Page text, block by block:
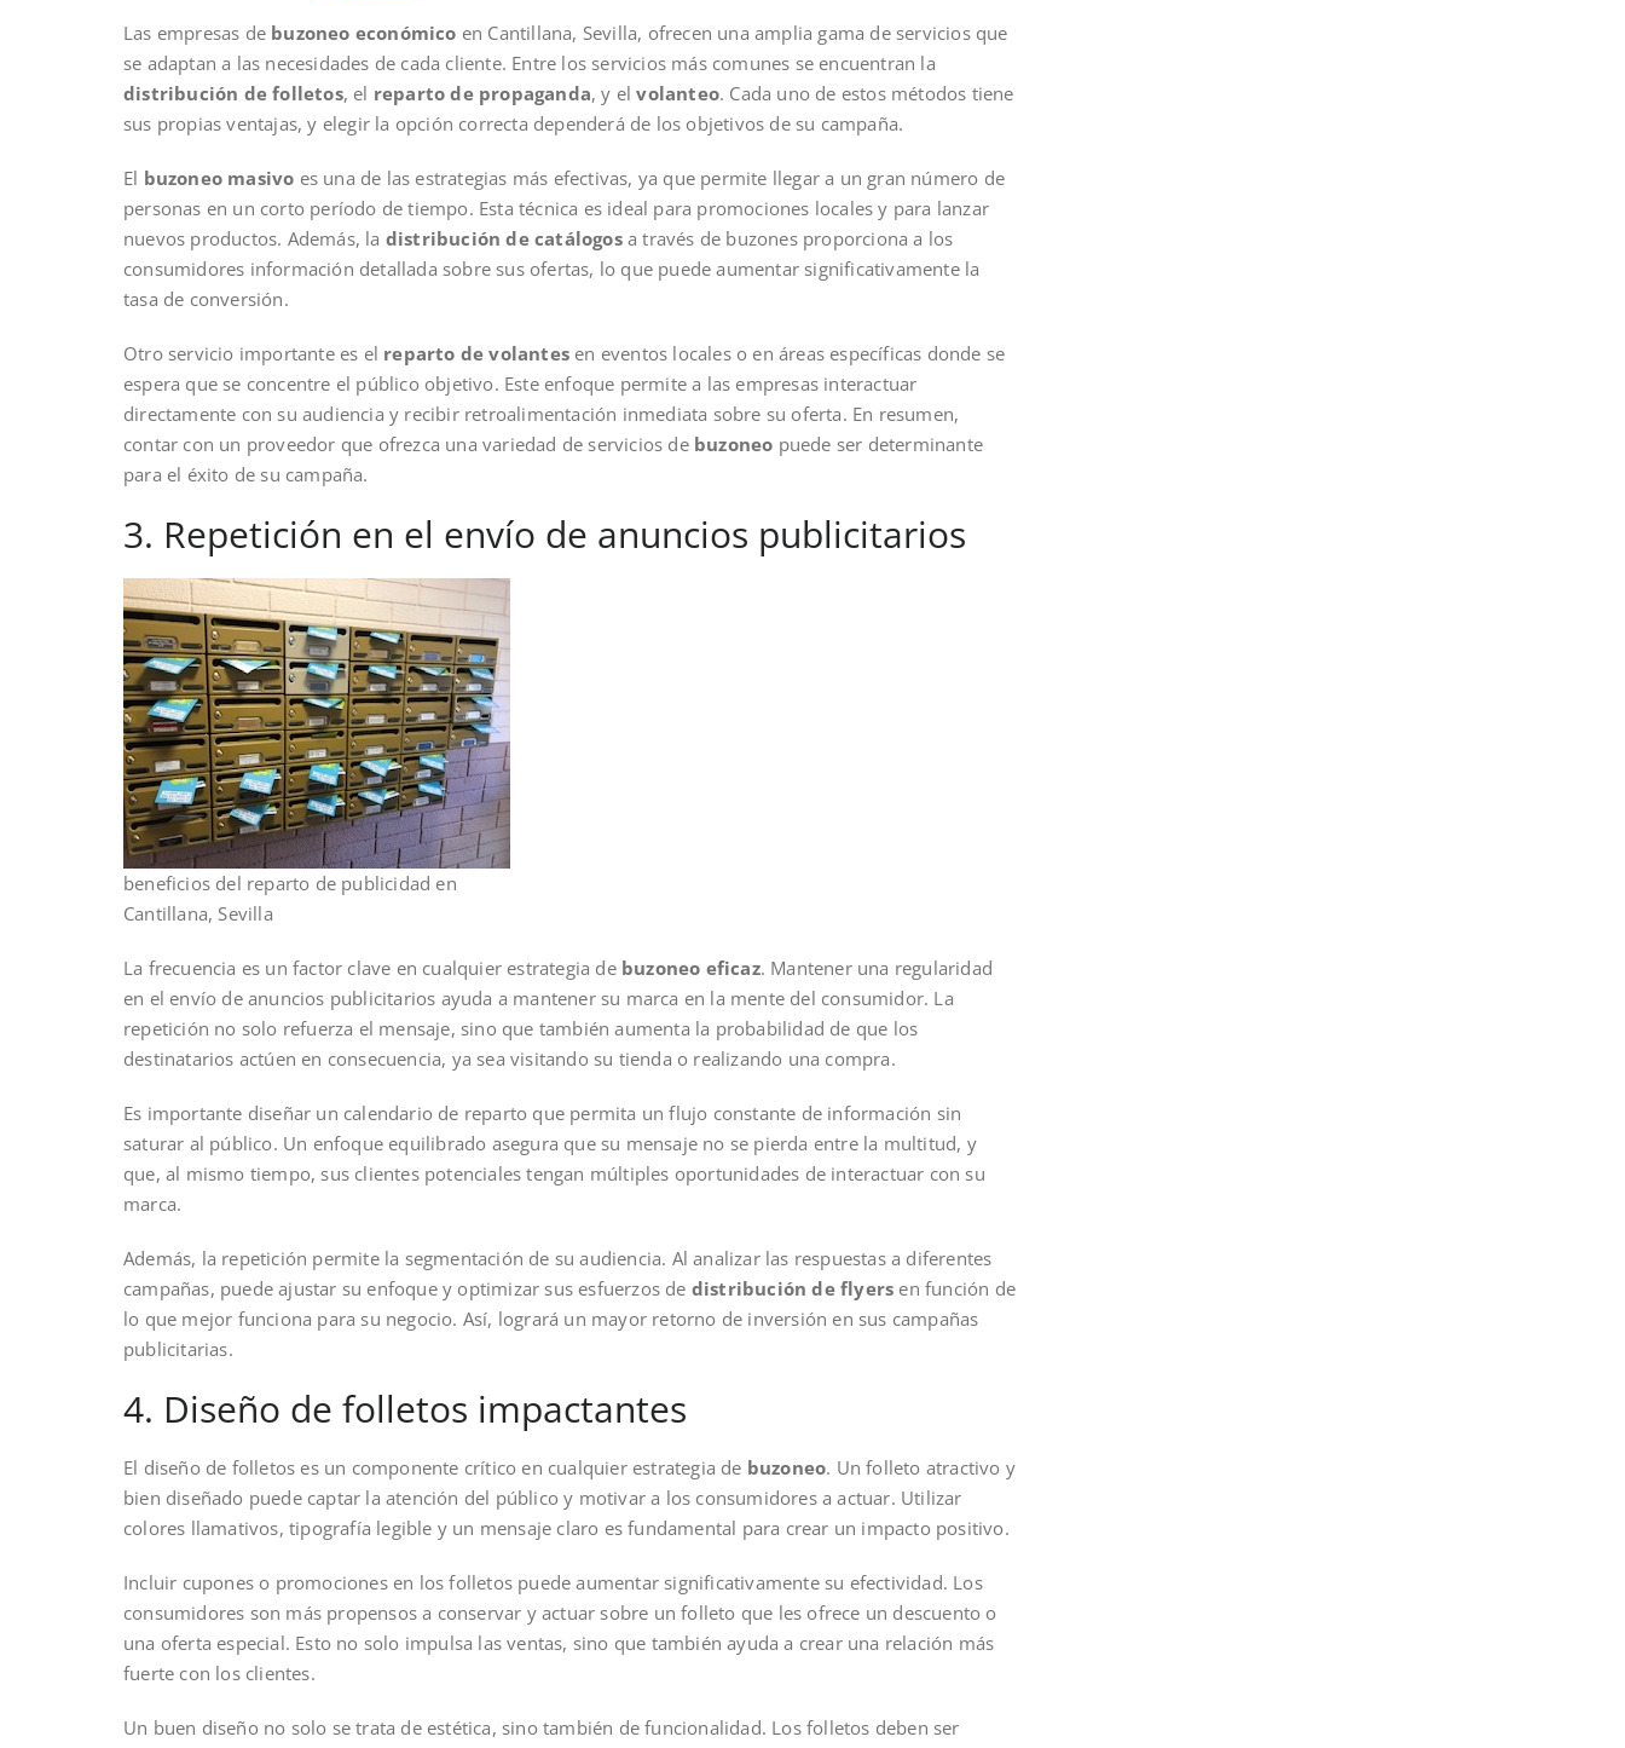
Las empresas de buzoneo económico en Cantillana, Sevilla, ofrecen una amplia gama de servicios que
se adaptan a las necesidades de cada cliente. Entre los servicios más comunes se encuentran la
distribución de folletos, el reparto de propaganda, y elvolanteo. Cada uno de estos métodos tiene
sus propias ventajas, y elegir la opción correcta dependerá de los objetivos de su campaña.
El buzoneo masivo es una de las estrategias más efectivas, ya que permite llegar a un gran número de
personas en un corto período de tiempo. Esta técnica es ideal para promociones locales y para lanzar
nuevos productos. Además, la distribución de catálogosa través de buzones proporciona a los
consumidores información detallada sobre sus ofertas, lo que puede aumentar significativamente la
tasa de conversión.
Otro servicio importante es el reparto de volantes en eventos locales o en áreas específicas donde se
espera que se concentre el público objetivo. Este enfoque permite a las empresas interactuar
directamente con su audiencia y recibir retroalimentación inmediata sobre su oferta. En resumen,
contar con un proveedor que ofrezca una variedad de servicios de buzoneo puede ser determinante
para el éxito de su campaña.
3. Repetición en el envío de anuncios publicitarios
beneficios del reparto de publicidad en
Cantillana, Sevilla
La frecuencia es un factor clave en cualquier estrategia de buzoneo eficaz. Mantener una regularidad
en el envío de anuncios publicitarios ayuda a mantener su marca en la mente del consumidor. La
repetición no solo refuerza el mensaje, sino que también aumenta la probabilidad de que los
destinatarios actúen en consecuencia, ya sea visitando su tienda o realizando una compra.
Es importante diseñar un calendario de reparto que permita un flujo constante de información sin
saturar al público. Un enfoque equilibrado asegura que su mensaje no se pierda entre la multitud, y
que, al mismo tiempo, sus clientes potenciales tengan múltiples oportunidades de interactuar con su
marca.
Además, la repetición permite la segmentación de su audiencia. Al analizar las respuestas a diferentes
campañas, puede ajustar su enfoque y optimizar sus esfuerzos de distribución de flyers en función de
lo que mejor funciona para su negocio. Así, logrará un mayor retorno de inversión en sus campañas
publicitarias.
4. Diseño de folletos impactantes
El diseño de folletos es un componente crítico en cualquier estrategia de buzoneo. Un folleto atractivo y
bien diseñado puede captar la atención del público y motivar a los consumidores a actuar. Utilizar
colores llamativos, tipografía legible y un mensaje claro es fundamental para crear un impacto positivo.
Incluir cupones o promociones en los folletos puede aumentar significativamente su efectividad. Los
consumidores son más propensos a conservar y actuar sobre un folleto que les ofrece un descuento o
una oferta especial. Esto no solo impulsa las ventas, sino que también ayuda a crear una relación más
fuerte con los clientes.
Un buen diseño no solo se trata de estética, sino también de funcionalidad. Los folletos deben ser